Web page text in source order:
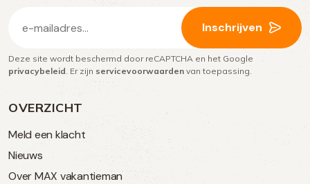
OVERZICHT
Meld een klacht
Nieuws
Over MAX vakantieman
mailadres
(Vereist)
Inschrijven
Deze site wordt beschermd door reCAPTCHA en het Google
privacybeleid . Er zijn servicevoorwaarden van toepassing.